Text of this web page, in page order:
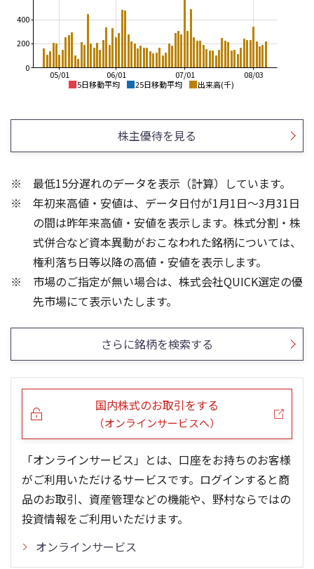
5日移動平均 25日移動平均 出来高(千)
08/03
07/01
06/01
05/01
0
200
400
25/12
25/10
25/08
25/06
25/04
2,400
2,600
2,800
3,200
3,400
3,600
24/01
23/01
22/01
21/01
1,000
1,500
2,000
3,000
3,500
4,000
株主優待を見る
最低15分遅れのデータを表示（計算）しています。
年初来高値・安値は、データ日付が1月1日～3月31日
の間は昨年来高値・安値を表示します。株式分割・株
式併合など資本異動がおこなわれた銘柄については、
権利落ち日等以降の高値・安値を表示します。
市場のご指定が無い場合は、株式会社QUICK選定の優
先市場にて表示いたします。
さらに銘柄を検索する
国内株式のお取引をする
（オンラインサービスへ）
「オンラインサービス」とは、口座をお持ちのお客様
がご利用いただけるサービスです。ログインすると商
品のお取引、資産管理などの機能や、野村ならではの
投資情報をご利用いただけます。
オンラインサービス